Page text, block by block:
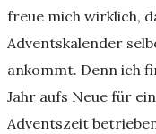
freue mich wirklich,
Adventskalender
ankommt. Denn ich
Jahr aufs Neue für
Adventszeit